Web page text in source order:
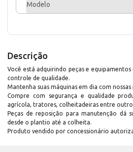
Modelo
Descrição
Você está adquirindo peças e
controle de qualidade.
Mantenha suas máquinas em dia com nossas
Compre com segurança e qualidade
agrícola, tratores, colheitadeiras entre
Peças de reposição para manutenção dá
desde o plantio até a colheita.
Produto vendido por concessionário